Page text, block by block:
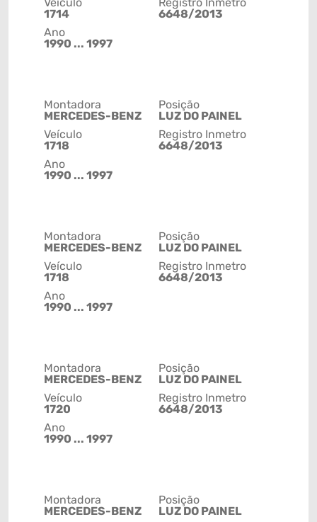
Veículo
1714
Ano
1990 ... 1997
Registro Inmetro
6648/2013
Montadora
MERCEDES-BENZ
Veículo
1718
Ano
1990 ... 1997
Posição
LUZ DO PAINEL
Registro Inmetro
6648/2013
Montadora
MERCEDES-BENZ
Veículo
1718
Ano
1990 ... 1997
Posição
LUZ DO PAINEL
Registro Inmetro
6648/2013
Montadora
MERCEDES-BENZ
Veículo
1720
Ano
1990 ... 1997
Posição
LUZ DO PAINEL
Registro Inmetro
6648/2013
Montadora
MERCEDES-BENZ
Posição
LUZ DO PAINEL